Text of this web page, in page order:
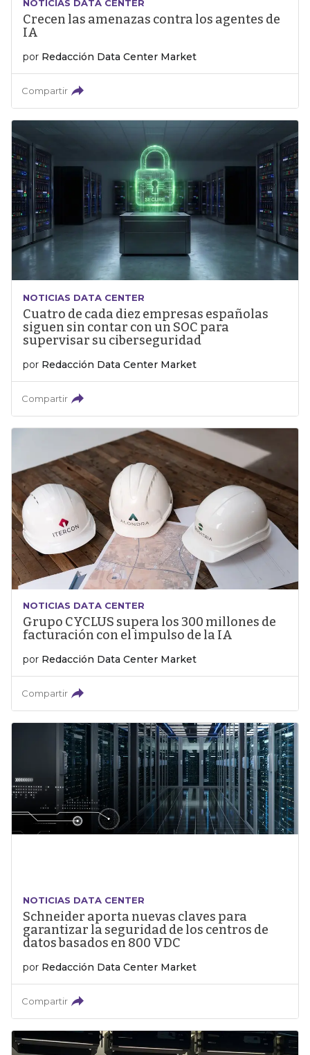
NOTICIAS DATA CENTER
Crecen las amenazas contra los agentes de
IA
por Redacción Data Center Market
Compartir
NOTICIAS DATA CENTER
Cuatro de cada diez empresas españolas
siguen sin contar con un SOC para
supervisar su ciberseguridad
por Redacción Data Center Market
Compartir
NOTICIAS DATA CENTER
Grupo CYCLUS supera los 300 millones de
facturación con el impulso de la IA
por Redacción Data Center Market
Compartir
NOTICIAS DATA CENTER
Schneider aporta nuevas claves para
garantizar la seguridad de los centros de
datos basados en 800 VDC
por Redacción Data Center Market
Compartir